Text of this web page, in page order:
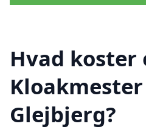
Hvad koster
Glejbjerg?